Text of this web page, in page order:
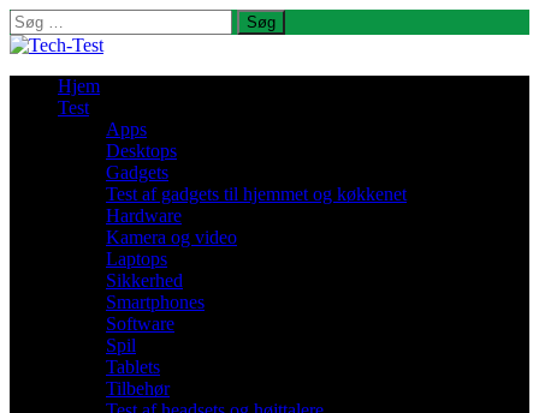
Søg
efter:
Hjem
Test
Apps
Desktops
Gadgets
Test af gadgets til hjemmet og køkkenet
Hardware
Kamera og video
Laptops
Sikkerhed
Smartphones
Software
Spil
Tablets
Tilbehør